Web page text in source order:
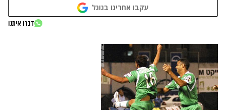
עקבו אחרינו בגוגל
דברו איתנו